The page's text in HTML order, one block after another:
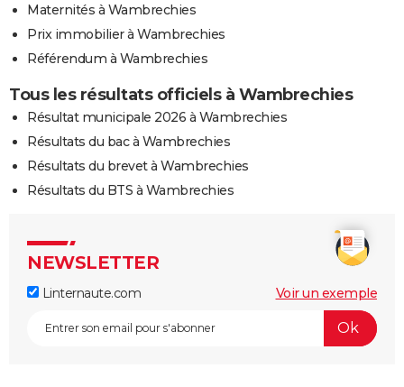
Maternités à Wambrechies
Prix immobilier à Wambrechies
Référendum à Wambrechies
Tous les résultats officiels à Wambrechies
Résultat municipale 2026 à Wambrechies
Résultats du bac à Wambrechies
Résultats du brevet à Wambrechies
Résultats du BTS à Wambrechies
NEWSLETTER
Linternaute.com Voir un exemple